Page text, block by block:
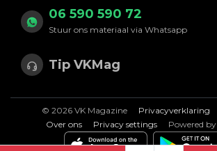
06 590 590 72
Stuur ons materiaal via Whatsapp
Tip VKMag
© 2026 VK Magazine Privacyverklaring
Over ons
Privacy settings Powered by